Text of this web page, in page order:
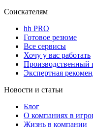
Соискателям
hh PRO
Готовое резюме
Все сервисы
Хочу у вас работать
Производственный
Экспертная
Новости и статьи
Блог
О компаниях в
Жизнь в компании